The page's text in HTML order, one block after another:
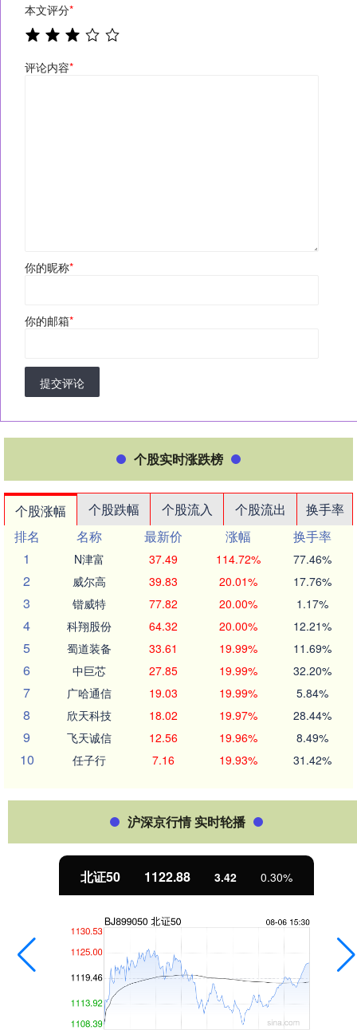
本文评分*
评论内容*
你的昵称*
你的邮箱*
提交评论
个股实时涨跌榜
个股涨幅 个股跌幅 个股流入 个股流出
换手率
排名
名称 最新价 涨幅
换手率
1
N津富 37.49 114.72% 77.46%
2 威尔高 39.83 20.01% 17.76%
3 锴威特 77.82 20.00% 1.17%
4 科翔股份 64.32 20.00% 12.21%
5 蜀道装备 33.61 19.99% 11.69%
6 中巨芯 27.85 19.99% 32.20%
7 广哈通信 19.03 19.99% 5.84%
8 欣天科技 18.02 19.97% 28.44%
9 飞天诚信 12.56 19.96% 8.49%
10 任子行 7.16 19.93% 31.42%
沪深京行情 实时轮播
北证50 1122.88 3.42 0.30%